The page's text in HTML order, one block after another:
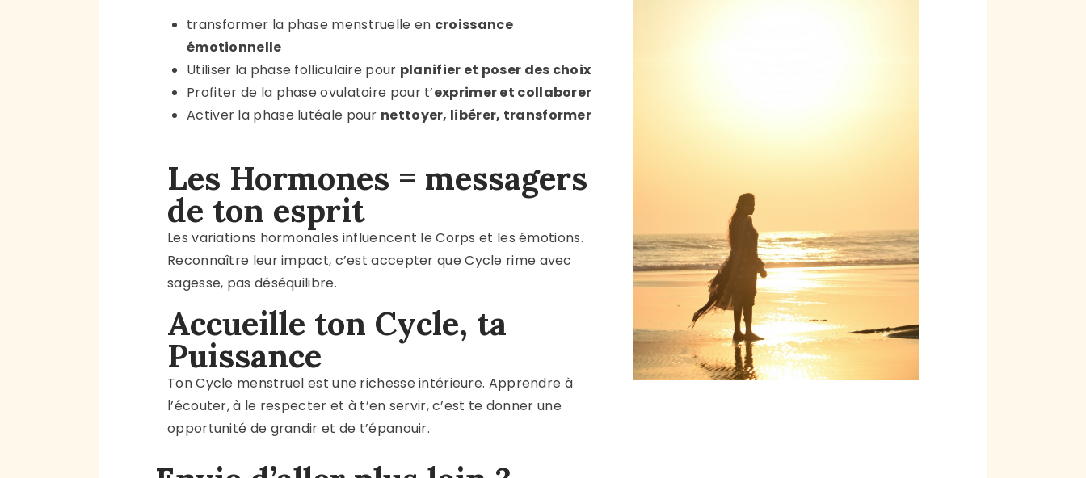
transformer la phase menstruelle en croissance
émotionnelle
Utiliser la phase folliculaire pour planifier et poser des choix
Profiter de la phase ovulatoire pour t’exprimer et collaborer
Activer la phase lutéale pour nettoyer, libérer, transformer
Les Hormones = messagers
de ton esprit
Les variations hormonales influencent le Corps et les émotions.
Reconnaître leur impact, c’est accepter que Cycle rime avec
sagesse, pas déséquilibre.
Accueille ton Cycle, ta
Puissance
Ton Cycle menstruel est une richesse intérieure. Apprendre à
l’écouter, à le respecter et à t’en servir, c’est te donner une
opportunité de grandir et de t’épanouir.